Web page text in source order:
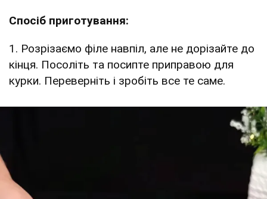
Спосіб приготування:
1. Розрізаємо філе навпіл, але не дорізайте до
кінця. Посоліть та посипте приправою для
курки. Переверніть і зробіть все те саме.